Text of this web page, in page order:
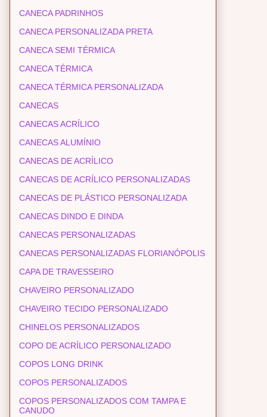
CANECA PADRINHOS
CANECA PERSONALIZADA PRETA
CANECA SEMI TÉRMICA
CANECA TÉRMICA
CANECA TÉRMICA PERSONALIZADA
CANECAS
CANECAS ACRÍLICO
CANECAS ALUMÍNIO
CANECAS DE ACRÍLICO
CANECAS DE ACRÍLICO PERSONALIZADAS
CANECAS DE PLÁSTICO PERSONALIZADA
CANECAS DINDO E DINDA
CANECAS PERSONALIZADAS
CANECAS PERSONALIZADAS FLORIANÓPOLIS
CAPA DE TRAVESSEIRO
CHAVEIRO PERSONALIZADO
CHAVEIRO TECIDO PERSONALIZADO
CHINELOS PERSONALIZADOS
COPO DE ACRÍLICO PERSONALIZADO
COPOS LONG DRINK
COPOS PERSONALIZADOS
COPOS PERSONALIZADOS COM TAMPA E
CANUDO